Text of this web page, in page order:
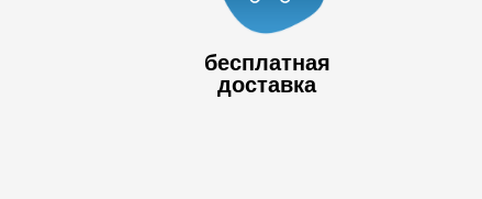
бесплатная
доставка
+7 727 390 50
32